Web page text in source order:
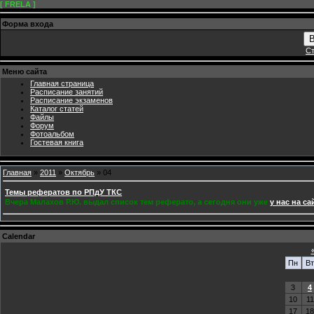
[ FRELA ]
Форма входа
Меню сайта
Главная страница
Расписание занятий
Расписание экзаменов
Каталог статей
Файлы
Форум
Фотоальбом
Гостевая книга
Главная » 2011 » Октябрь » 04
Темы рефератов по РПдУ ТКС
Вчера Малахов Р.Ю. выдал список тем реферато, а сегодня они уже у нас на
Calendar
Пн
Вт
3
4
10
11
17
18